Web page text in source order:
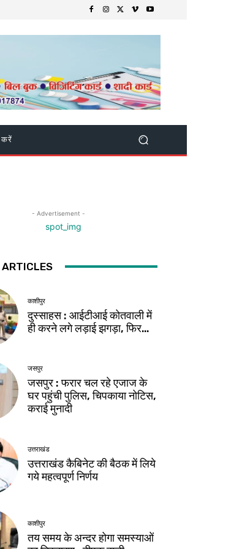
करें
- Advertisement -
काशीपुर
दुस्साहस : आईटीआई कोतवाली में
ही करने लगे लड़ाई झगड़ा, फिर…
जसपुर
जसपुर : फरार चल रहे एजाज के
घर पहुंची पुलिस, चिपकाया नोटिस,
कराई मुनादी
उत्तराखंड
उत्तराखंड कैबिनेट की बैठक में लिये
गये महत्वपूर्ण निर्णय
काशीपुर
तय समय के अन्दर होगा समस्याओं